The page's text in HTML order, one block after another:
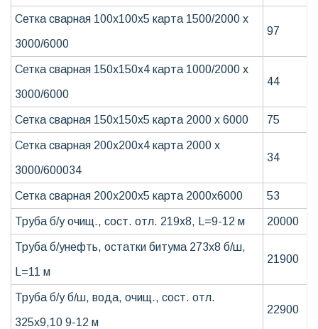
Сетка сварная 100х100х5 карта 1500/2000 х
3000/6000
97
Сетка сварная 150х150х4 карта 1000/2000 х
3000/6000
44
Сетка сварная 150х150х5 карта 2000 х 6000 75
Сетка сварная 200х200х4 карта 2000 х
3000/600034
34
Сетка сварная 200х200х5 карта 2000х6000 53
Труба б/у очищ., сост. отл. 219х8, L=9-12 м 20000
Труба б/унефть, остатки битума 273х8 б/ш,
L=11 м
21900
Труба б/у б/ш, вода, очищ., сост. отл.
325х9,10 9-12 м
22900